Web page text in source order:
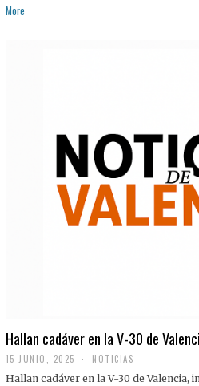
More
Hallan cadáver en la V-30 de
15 JUNIO, 2025 NOTICIAS
Hallan cadáver en la V-30 de Valencia,